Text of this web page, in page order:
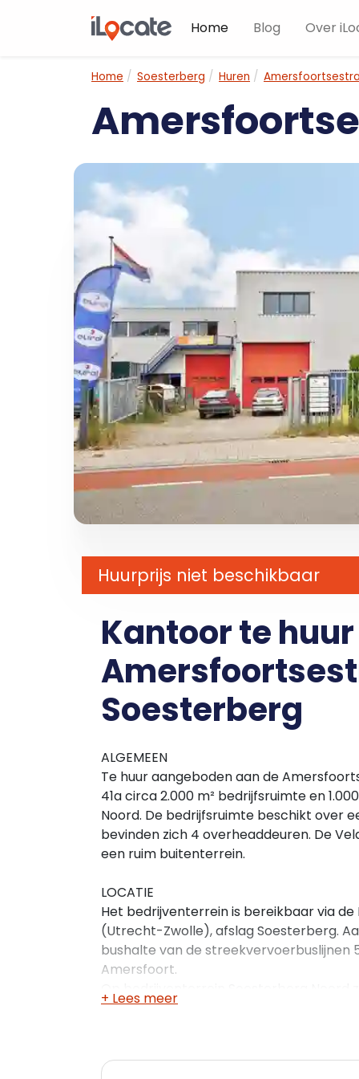
Home Blog Over
Home Soesterberg Huren
Huurprijs niet beschikbaar
Kantoor te
Soesterberg
ALGEMEEN
Te huur aangeboden aan de
41a circa 2.000 m² bedrijfsruimte en
Noord. De bedrijfsruimte beschikt over
bevinden zich 4 overheaddeuren. De
een ruim buitenterrein.
LOCATIE
Het bedrijventerrein is bereikbaar via
(Utrecht-Zwolle), afslag Soesterberg.
bushalte van de streekvervoerbuslijnen
Amersfoort.
groep, Steps Fashion, Duchell, etc. Het
VLOEROPPERVLAKTE
+ Lees meer